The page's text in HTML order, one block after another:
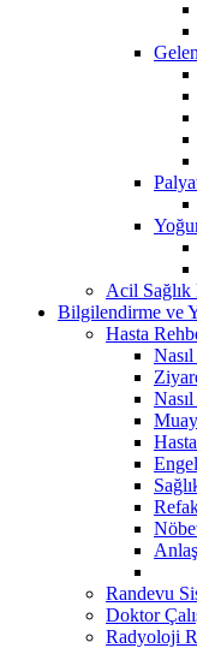
Acil
Bilgilendirme ve
Hasta
Randevu
Doktor
Radyoloji